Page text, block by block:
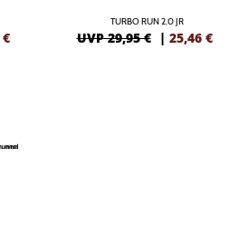
€
TURBO RUN 2.0 JR
UVP 29,95 € | 25,46 €